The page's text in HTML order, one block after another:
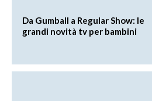
Da Gumball a Regular Show: le
grandi novità tv per bambini